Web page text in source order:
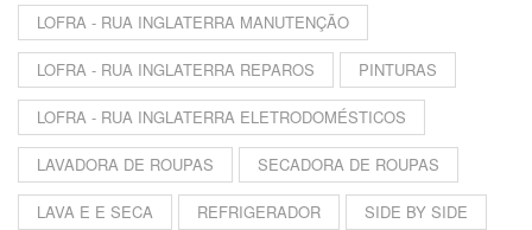
LOFRA - RUA INGLATERRA MANUTENÇÃO
LOFRA - RUA INGLATERRA REPAROS PINTURAS
LOFRA - RUA INGLATERRA ELETRODOMÉSTICOS
LAVADORA DE ROUPAS SECADORA DE ROUPAS
LAVA E E SECA REFRIGERADOR SIDE BY SIDE